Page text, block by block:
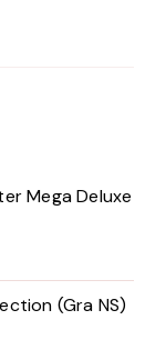
Mega Deluxe
(Gra NS)